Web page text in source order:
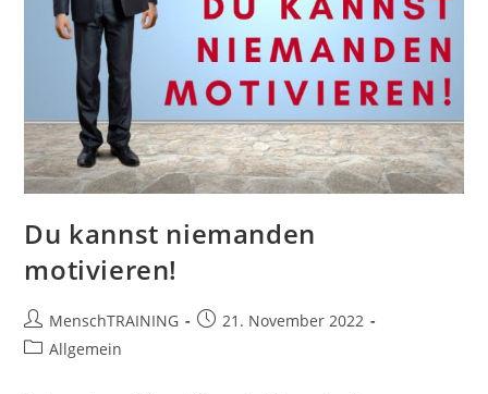
Du kannst niemanden
motivieren!
Beitrags-
Autor:
MenschTRAINING
Beitrag21. November 2022
Beitrags-
Allgemein